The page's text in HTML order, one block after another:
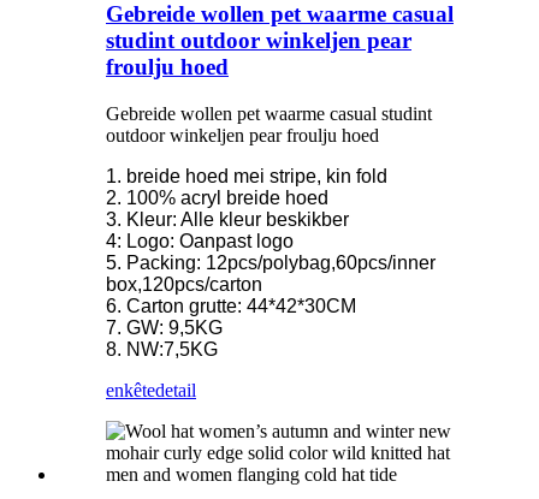
Gebreide wollen pet waarme casual
studint outdoor winkeljen pear
froulju hoed
Gebreide wollen pet waarme casual studint
outdoor winkeljen pear froulju hoed
1. breide hoed mei stripe, kin fold
2. 100% acryl breide hoed
3. Kleur: Alle kleur beskikber
4: Logo: Oanpast logo
5. Packing: 12pcs/polybag,60pcs/inner
box,120pcs/carton
6. Carton grutte: 44*42*30CM
7. GW: 9,5KG
8. NW:7,5KG
enkêtedetail